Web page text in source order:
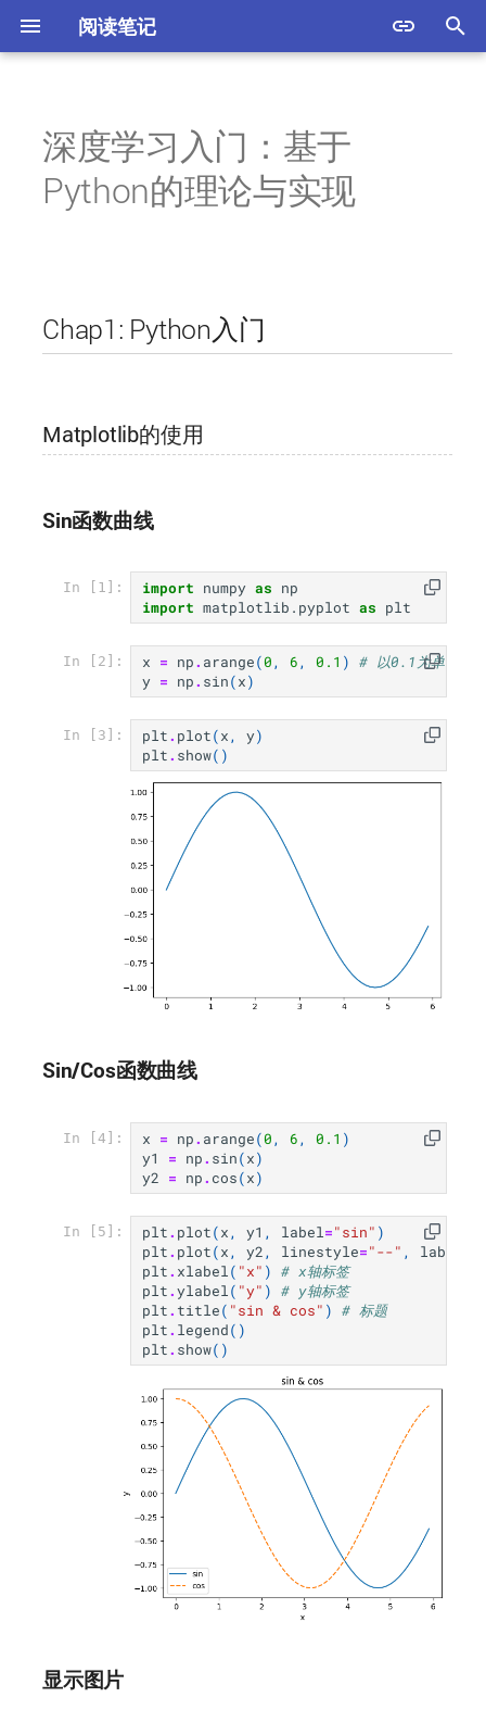
阅读笔记
遥远的救世主
Chap1: Python入门
Matplotlib的使用
显示图片
简单逻辑电路
感知机实现
基于权重和偏置的实现
感知机的局限性
阶跃函数实现
阶跃函数图形
sigmoid函数
sigmod函数实现
sigmoid函数图形
神经网络的激活函数为
方法论
深度学习入门：基于
Python的理论与实现
Chap1: Python入门
Matplotlib的使用
Sin函数曲线
In [1]: import numpy as np
import matplotlib.pyplot as plt
In [2]: x = np. arange(0, 6, 0.1 ) # 以0.1为单位，
y = np. sin(x)
In [3]: plt. plot(x, y)
plt. show()
Sin/Cos函数曲线
In [4]: x = np. arange(0, 6, 0.1 )
y1
= np. sin(x)
y2 = np. cos(x)
In [5]: plt. plot(x, y1 , label="sin" )
plt. plot(x, y2, linestyle="--" , label
plt. xlabel( "x" ) # x轴标签
plt.ylabel( "y" ) # y轴标签
plt. title( "sin & cos" ) # 标题
plt. legend()
plt. show()
显示图片